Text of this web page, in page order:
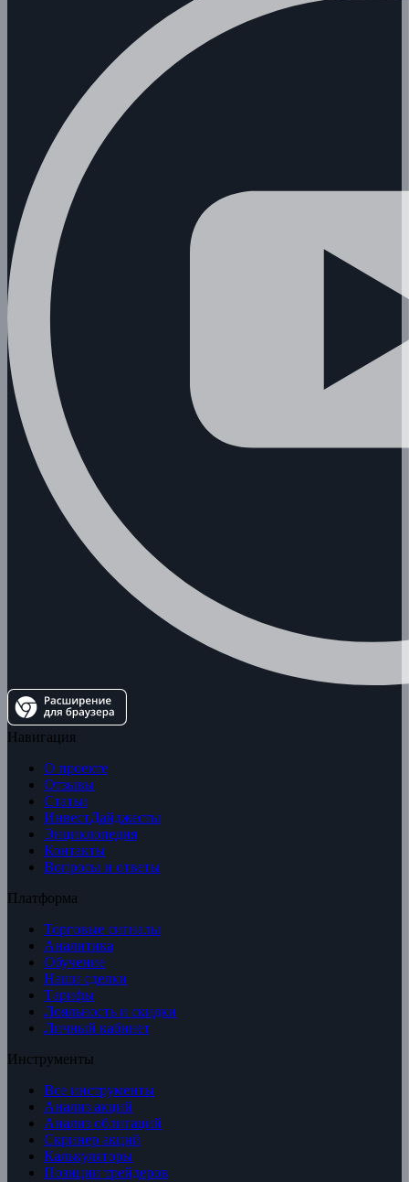
Навигация
О проекте
Отзывы
Статьи
ИнвестДайджесты
Энциклопедия
Контакты
Вопросы и ответы
Платформа
Торговые сигналы
Аналитика
Обучение
Наши сделки
Тарифы
Лояльность и скидки
Личный кабинет
Инструменты
Все инструменты
Анализ акций
Анализ облигаций
Скринер акций
Калькуляторы
Позиции трейдеров